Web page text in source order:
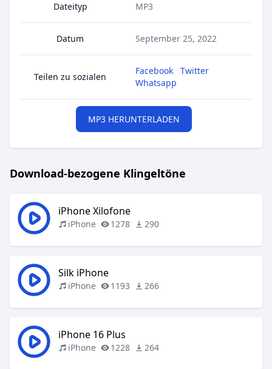
Dateityp MP3
Datum September 25, 2022
Teilen zu sozialen
Facebook
Twitter
Whatsapp
MP3 HERUNTERLADEN
Download-bezogene Klingeltöne
iPhone Xilofone
iPhone 1278 290
Silk iPhone
iPhone 1193 266
iPhone 16 Plus
iPhone 1228 264